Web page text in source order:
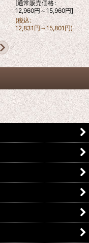
[通常販売価格:
12,960円～15,960円]
(税込:
12,831円～15,801円)